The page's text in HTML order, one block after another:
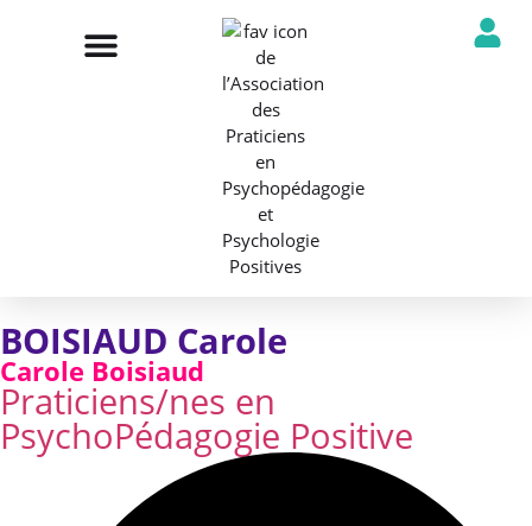
BOISIAUD Carole
Carole Boisiaud
Praticiens/nes en
PsychoPédagogie Positive